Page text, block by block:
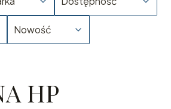
Nowość
HP